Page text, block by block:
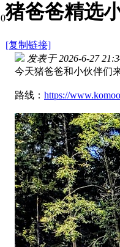
0猪爸爸精选
[复制链接]
发表于 2026-6-27
今天猪爸爸和小伙伴们
路线： https://